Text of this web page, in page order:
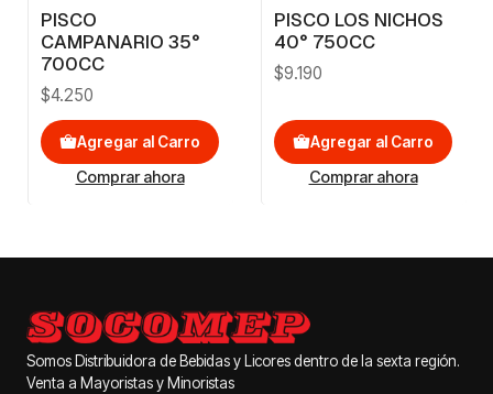
PISCO
CAMPANARIO 35°
700CC
$4.250
Agregar al Carro
Comprar ahora
PISCO LOS NICHOS
40° 750CC
$9.190
Agregar al Carro
Comprar ahora
Somos Distribuidora de Bebidas y Licores dentro de la sexta región.
Venta a Mayoristas y Minoristas